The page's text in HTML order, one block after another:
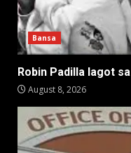
Bansa
Robin Padilla lagot
August 8, 2026